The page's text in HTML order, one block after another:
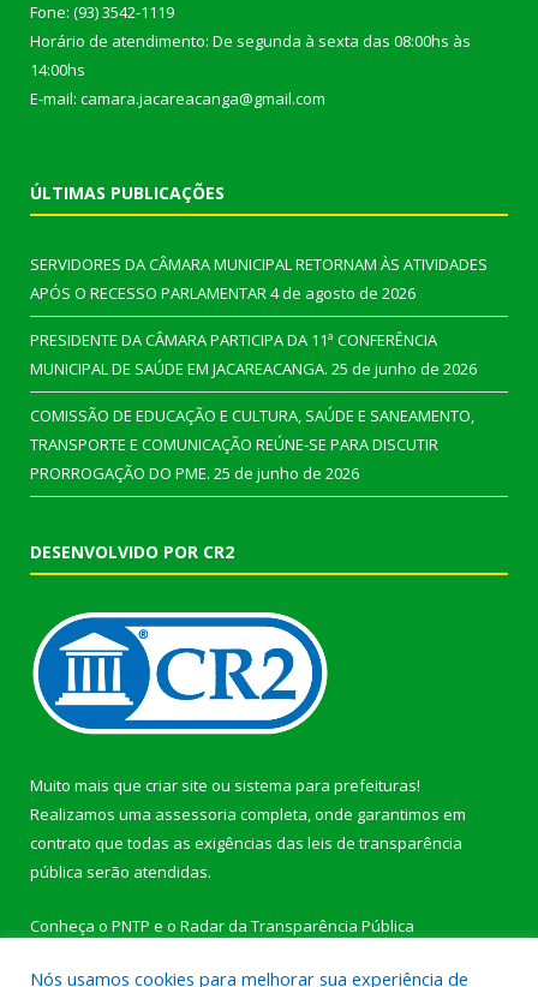
Fone: (93) 3542-1119
Horário de atendimento: De segunda à sexta das 08:00hs às
14:00hs
E-mail: camara.jacareacanga@gmail.com
ÚLTIMAS PUBLICAÇÕES
SERVIDORES DA CÂMARA MUNICIPAL RETORNAM ÀS ATIVIDADES
APÓS O RECESSO PARLAMENTAR4 de agosto de 2026
PRESIDENTE DA CÂMARA PARTICIPA DA 11ª CONFERÊNCIA
MUNICIPAL DE SAÚDE EM JACAREACANGA. 25 de junho de 2026
COMISSÃO DE EDUCAÇÃO E CULTURA, SAÚDE E SANEAMENTO,
TRANSPORTE E COMUNICAÇÃO REÚNE-SE PARA DISCUTIR
PRORROGAÇÃO DO PME. 25 de junho de 2026
DESENVOLVIDO POR CR2
Muito mais que criar site ou sistema para prefeituras!
Realizamos uma assessoria completa, onde garantimos em
contrato que todas as exigências das leis de transparência
pública serão atendidas.
Conheça o PNTP e o Radar da Transparência Pública
Nós usamos cookies para melhorar sua experiência de